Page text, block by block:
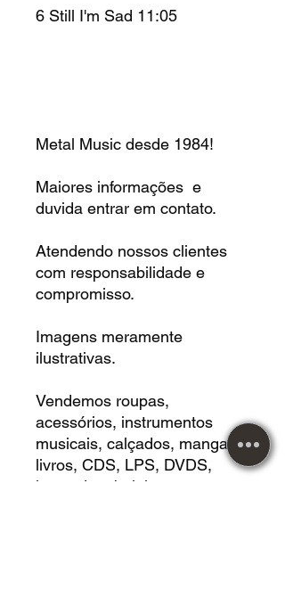
6 Still I'm Sad 11:05
Metal Music desde 1984!
Maiores informações e
duvida entrar em contato.
Atendendo nossos clientes
com responsabilidade e
compromisso.
Imagens meramente
ilustrativas.
Vendemos roupas,
acessórios, instrumentos
musicais, calçados, mangas,
livros, CDS, LPS, DVDS,
jogos de tabuleiros,